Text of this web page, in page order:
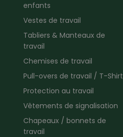
enfants
Vestes de travail
Tabliers & Manteaux de
travail
Chemises de travail
Pull-overs de travail / T-Shirt
Protection au travail
Vêtements de signalisation
Chapeaux / bonnets de
travail